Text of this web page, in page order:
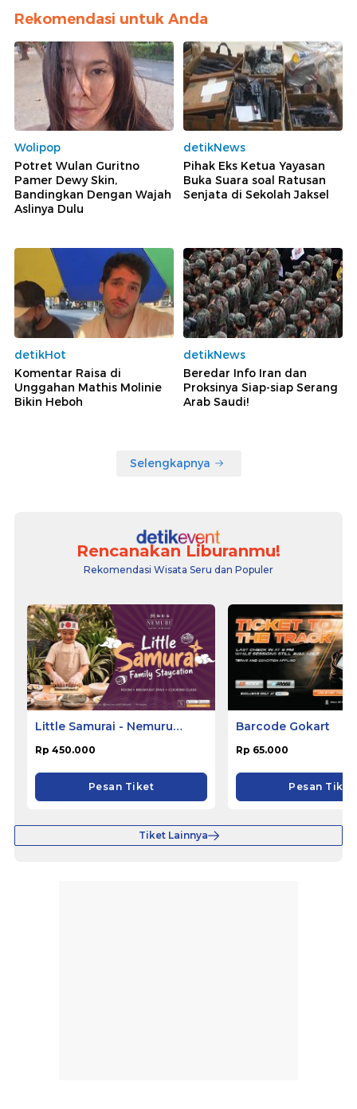
Rekomendasi untuk Anda
Wolipop
Potret Wulan Guritno
Pamer Dewy Skin,
Bandingkan Dengan Wajah
Aslinya Dulu
detikNews
Pihak Eks Ketua Yayasan
Buka Suara soal Ratusan
Senjata di Sekolah Jaksel
detikHot
Komentar Raisa di
Unggahan Mathis Molinie
Bikin Heboh
detikNews
Beredar Info Iran dan
Proksinya Siap-siap Serang
Arab Saudi!
Selengkapnya
Rencanakan Liburanmu!
Rekomendasi Wisata Seru dan Populer
Little Samurai - Nemuru
Rp 450.000
Pesan Tiket
Barcode Gokart
Rp 65.000
Pesan Tiket
Tiket Lainnya